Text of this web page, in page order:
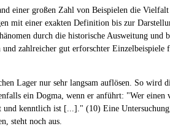
einer großen Zahl von Beispielen die
mit einer exakten Definition bis zur
durch die historische Ausweitung
zahlreicher gut erforschter
Lager nur sehr langsam auflösen. So
ein Dogma, wenn er anführt: "Wer
kenntlich ist [...]." (10) Eine
steht noch aus.